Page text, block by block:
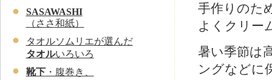
SASAWASHI
（ささ和紙）
タオルソムリエが選んだ
タオルいろいろ
靴下・腹巻き、
手作りのた
よくクリー
暑い季節は
ングなどに